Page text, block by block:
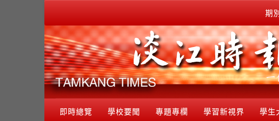
期
即時總覽 學校要聞 專題專欄 學習新視界 學生